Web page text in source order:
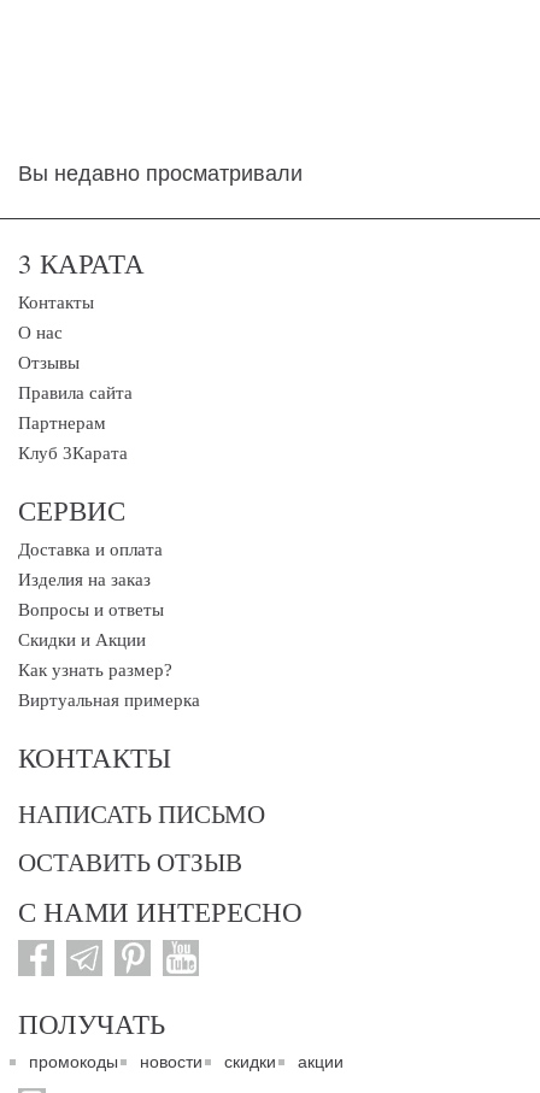
Вы недавно просматривали
3 КАРАТА
Контакты
О нас
Отзывы
Правила сайта
Партнерам
Клуб 3Карата
СЕРВИС
Доставка и оплата
Изделия на заказ
Вопросы и ответы
Скидки и Акции
Как узнать размер?
Виртуальная примерка
КОНТАКТЫ
НАПИСАТЬ ПИСЬМО
ОСТАВИТЬ ОТЗЫВ
С НАМИ ИНТЕРЕСНО
ПОЛУЧАТЬ
промокоды новости скидки акции